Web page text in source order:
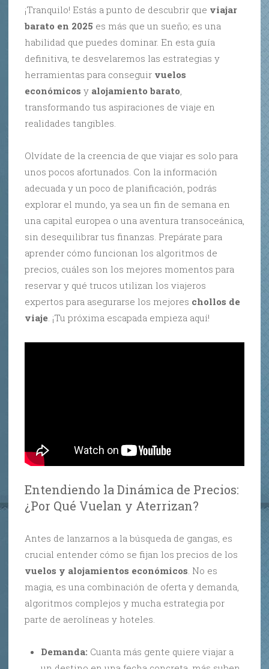
¡Tranquilo! Estás a punto de descubrir que viajar
barato en 2025 es más que un sueño; es una
habilidad que puedes dominar. En esta guía
definitiva, te desvelaremos las estrategias y
herramientas para conseguir vuelos
económicos y alojamiento barato
transformando tus aspiraciones de viaje en
realidades tangibles.
Olvídate de la creencia de que viajar es solo para
unos pocos afortunados. Con la información
adecuada y un poco de planificación, podrás
explorar el mundo, ya sea un fin de semana en
una capital europea o una aventura transoceánica,
sin desequilibrar tus finanzas. Prepárate para
aprender cómo funcionan los algoritmos de
precios, cuáles son los mejores momentos para
reservar y qué trucos utilizan los viajeros
expertos para asegurarse los mejores chollos de
viaje . ¡Tu próxima escapada empieza aquí!
Entendiendo la Dinámica de Precios:
¿Por Qué Vuelan y Aterrizan?
Antes de lanzarnos a la búsqueda de gangas, es
crucial entender cómo se fijan los precios de los
vuelos y alojamientos económicos. No es
magia, es una combinación de oferta y demanda,
algoritmos complejos y mucha estrategia por
parte de aerolíneas y hoteles.
Demanda: Cuanta más gente quiere viajar a